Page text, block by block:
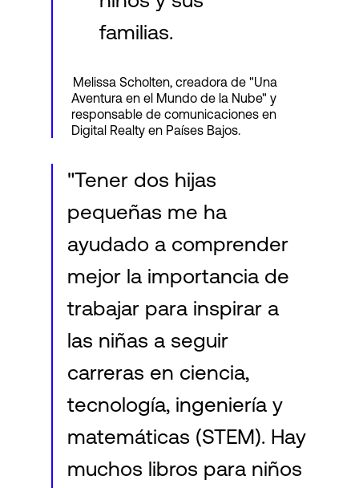
familias.
Melissa Scholten, creadora de "Una
Aventura en el Mundo de la Nube" y
responsable de comunicaciones en
Digital Realty en Países Bajos.
"Tener dos hijas
pequeñas me ha
ayudado a comprender
mejor la importancia de
trabajar para inspirar a
las niñas a seguir
carreras en ciencia,
tecnología, ingeniería y
matemáticas (STEM). Hay
muchos libros para niños